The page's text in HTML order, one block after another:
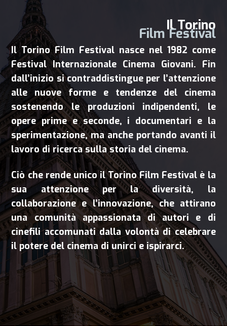
Il Torino
Film Festival
Il Torino Film Festival nasce nel 1982 come
Festival Internazionale Cinema Giovani. Fin
dall’inizio si contraddistingue per l’attenzione
alle nuove forme e tendenze del cinema
sostenendo le produzioni indipendenti, le
opere prime e seconde, i documentari e la
sperimentazione, ma anche portando avanti il
lavoro di ricerca sulla storia del cinema.
Ciò che rende unico il Torino Film Festival è la
sua attenzione per la diversità, la
collaborazione e l’innovazione, che attirano
una comunità appassionata di autori e di
cinefili accomunati dalla volontà di celebrare
il potere del cinema di unirci e ispirarci.